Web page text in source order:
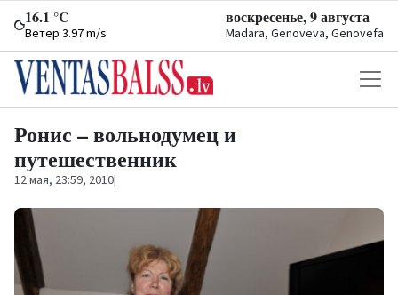
16.1 °C
Ветер 3.97 m/s
воскресенье, 9 августа
Madara, Genoveva, Genovefa
Ронис – вольнодумец и
путешественник
12 мая, 23:59, 2010|